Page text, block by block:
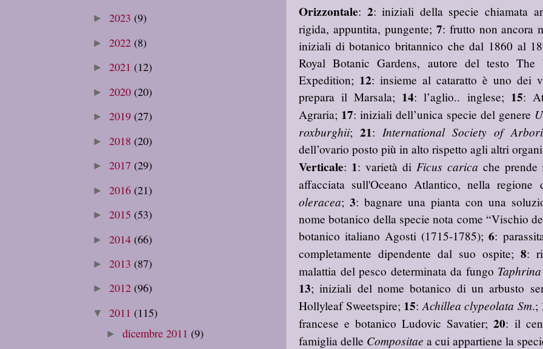
Orizzontale: 2: iniziali della specie chiamata
rigida, appuntita, pungente; 7: frutto non ancora
iniziali di botanico britannico che dal 1860 al
Royal Botanic Gardens, autore del testo
Expedition; 12: insieme al cataratto è uno dei
prepara il Marsala; 14: l’aglio.. inglese; 15:
Agraria; 17: iniziali dell’unica specie del genere
roxburghii;21: International Society of
dell’ovario posto più in alto rispetto agli altri
Verticale: 1: varietà di Ficus carica che
affacciata sull'Oceano Atlantico, nella
oleracea; 3: bagnare una pianta con una
nome botanico della specie nota come “Vischio
botanico italiano Agosti (1715-1785);6:
completamente dipendente dal suo ospite; 8:
malattia del pesco determinata da fungo
13; iniziali del nome botanico di un arbusto
Hollyleaf Sweetspire; 15: Achillea clypeolata Sm.;
francese e botanico Ludovic Savatier;20: il
famiglia delle Compositae a cui appartiene la
► 2023 (9)
► 2022 (8)
► 2021 (12)
► 2020 (20)
► 2019 (27)
► 2018 (20)
► 2017 (29)
► 2016 (21)
► 2015 (53)
► 2014 (66)
► 2013 (87)
► 2012 (96)
▼ 2011 (115)
►dicembre 2011 (9)